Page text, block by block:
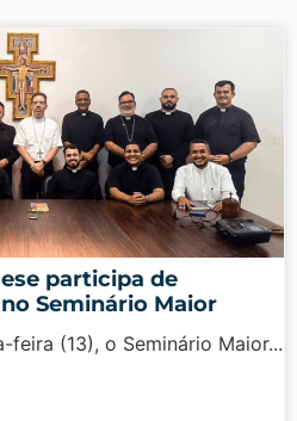
participa de
Seminário Maior
feira (13), o Seminário Maior...